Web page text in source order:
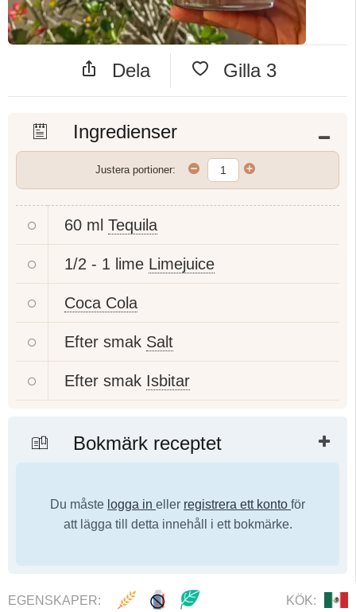
Dela Gilla 3
Ingredienser
Justera portioner:
60 ml Tequila
1/2 - 1 lime Limejuice
Coca Cola
Efter smak Salt
Efter smak Isbitar
Bokmärk receptet
Du måste logga in eller registrera ett konto för
att lägga till detta innehåll i ett bokmärke.
EGENSKAPER: KÖK: